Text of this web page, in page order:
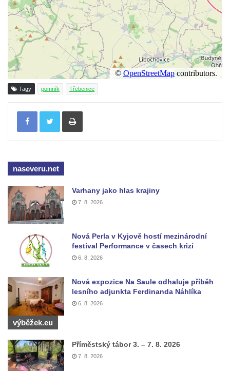
Brozánkách
Pamětní deska mostu Josefa Straky v
Mělníku
Pamětní deska Františka Xavera Parče na
domě čp. 17/1 v ulici G. Casanovy v
Duchcově
Pamětní deska Františka Heilmanna na faře
Pamětní deska Francisca Ferrera Guarida
Duchcově
Pamětní deska na domě čp. 371 v
Pivovarské ulici ve Šluknově
Pamětní deska Eduarda Schrötera na
bráně hřbitova v Horní Chřibské.
Pamětní deska Friedricha Schillera u
rozhledny Háj u Aše
Pamětní deska Josefa II. na Císařském
kameni
Pamětní deska Františka Schwarze na
domě čp. 42 v Perštýnské ulici v
Pamětní deska Karla Kryla na ulici 1. máje v
Olomouci
Tagy pomník Třebenice
Tisknout
naseveru.net
Varhany jako hlas krajiny
7. 8. 2026
Nová Perla v Kyjově hostí mezinárodní
festival Performance v časech krizí
6. 8. 2026
Nová expozice Na Saule odhaluje příběh
lesního adjunkta Ferdinanda Náhlíka
6. 8. 2026
výběžek.eu
Příměstský tábor 3. – 7. 8. 2026
7. 8. 2026